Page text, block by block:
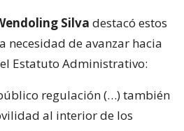
Silva destacó estos
necesidad de avanzar hacia
Estatuto Administrativo:
regulación (…) también
al interior de los